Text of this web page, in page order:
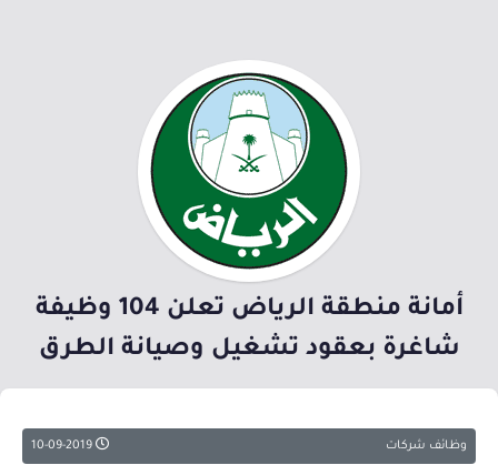
أمانة منطقة الرياض تعلن 104 وظيفة
شاغرة بعقود تشغيل وصيانة الطرق
وظائف شركات